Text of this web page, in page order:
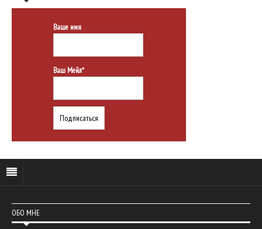
Ваше имя
Ваш Мейл*
ОБО МНЕ